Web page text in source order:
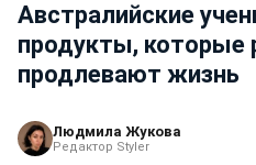
Австралийские
продукты, которые
продлевают жизнь
Людмила Жукова
Редактор Styler